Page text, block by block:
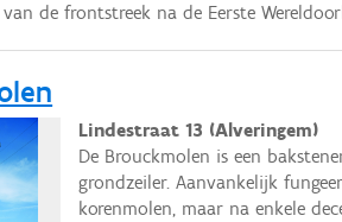
de frontstreek na de Eerste
Lindestraat 13 (Alveringem)
De Brouckmolen is een
grondzeiler. Aanvankelijk
korenmolen, maar na enkele